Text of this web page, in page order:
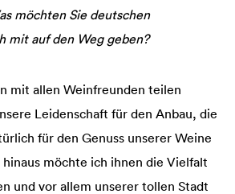
möchten Sie deutschen
mit auf den Weg geben?
mit allen Weinfreunden teilen
Leidenschaft für den Anbau, die
für den Genuss unserer Weine
möchte ich ihnen die Vielfalt
und vor allem unserer tollen Stadt